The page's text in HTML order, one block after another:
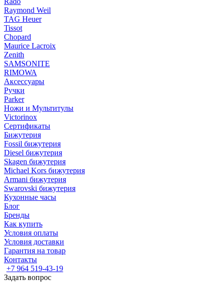
Raymond Weil
TAG Heuer
Tissot
Chopard
Maurice Lacroix
Zenith
SAMSONITE
RIMOWA
Аксессуары
Ручки
Parker
Ножи и Мультитулы
Victorinox
Сертификаты
Бижутерия
Fossil бижутерия
Diesel бижутерия
Skagen бижутерия
Michael Kors бижутерия
Armani бижутерия
Swarovski бижутерия
Кухонные часы
Блог
Бренды
Как купить
Условия оплаты
Условия доставки
Гарантия на товар
Контакты
+7 964 519-43-19
Задать вопрос